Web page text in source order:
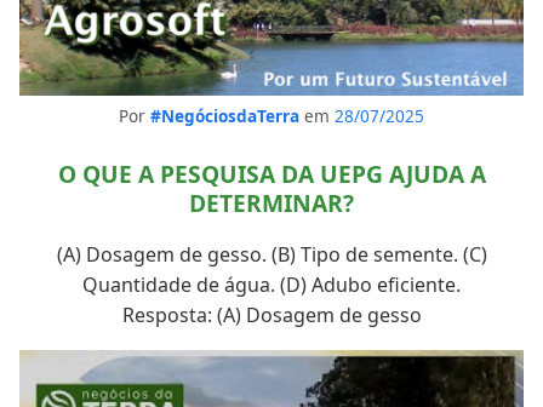
Por #NegóciosdaTerra em 28/07/2025
O QUE A PESQUISA DA UEPG AJUDA A
DETERMINAR?
(A) Dosagem de gesso. (B) Tipo de semente. (C)
Quantidade de água. (D) Adubo eficiente.
Resposta: (A) Dosagem de gesso